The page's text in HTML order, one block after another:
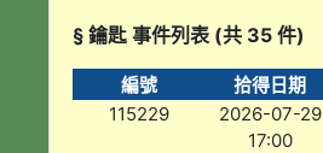
§ 鑰匙 事件列表 (共 35 件)
編號 拾得日期
115229
2026-07-29
17:00